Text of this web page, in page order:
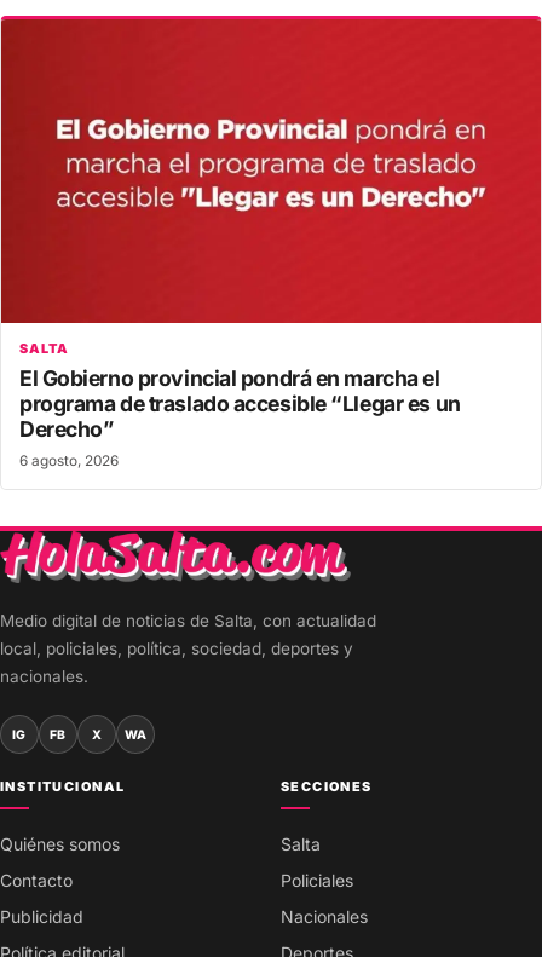
SALTA
El Gobierno provincial pondrá en marcha el
programa de traslado accesible “Llegar es un
Derecho”
6 agosto, 2026
Medio digital de noticias de Salta, con actualidad
local, policiales, política, sociedad, deportes y
nacionales.
IG FB X WA
INSTITUCIONAL
Quiénes somos
Contacto
Publicidad
Política editorial
SECCIONES
Salta
Policiales
Nacionales
Deportes